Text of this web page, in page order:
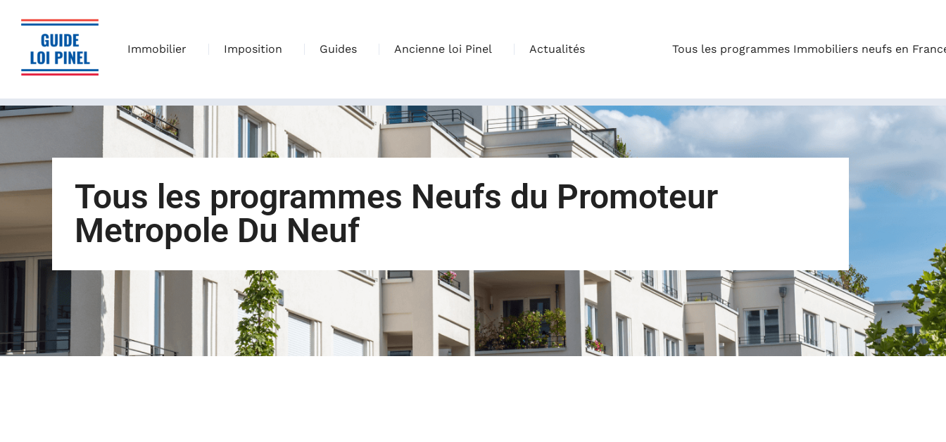
Immobilier Imposition Guides Ancienne loi Pinel Actualités Tous les programmes Immobiliers neufs en
Tous les programmes Neufs du Promoteur
Metropole Du Neuf